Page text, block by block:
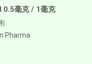
0.5毫克 / 1毫克
Pharma